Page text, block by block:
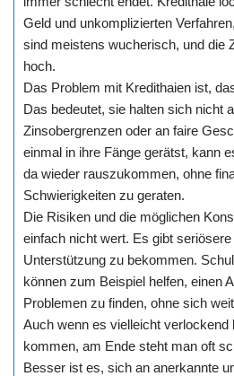
Geld und unkomplizierten
sind meistens wucherisch, und die
hoch.
Das Problem mit Kredithaien ist,
Das bedeutet, sie halten sich nicht
Zinsobergrenzen oder an faire
einmal in ihre Fänge gerätst, kann
da wieder rauszukommen, ohne
Schwierigkeiten zu geraten.
Die Risiken und die möglichen
einfach nicht wert. Es gibt
Unterstützung zu bekommen.
können zum Beispiel helfen, einen
Problemen zu finden, ohne sich
Auch wenn es vielleicht verlockend
kommen, am Ende steht man oft
Besser ist es, sich an anerkannte